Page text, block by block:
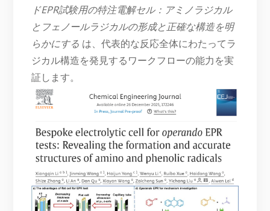
ドEPR試験用の特注電解セル：アミノラジカル
とフェノールラジカルの形成と正確な構造を明
らかにする は、代表的な反応全体にわたってラ
ジカル構造を発見するワークフローの能力を実
証します。